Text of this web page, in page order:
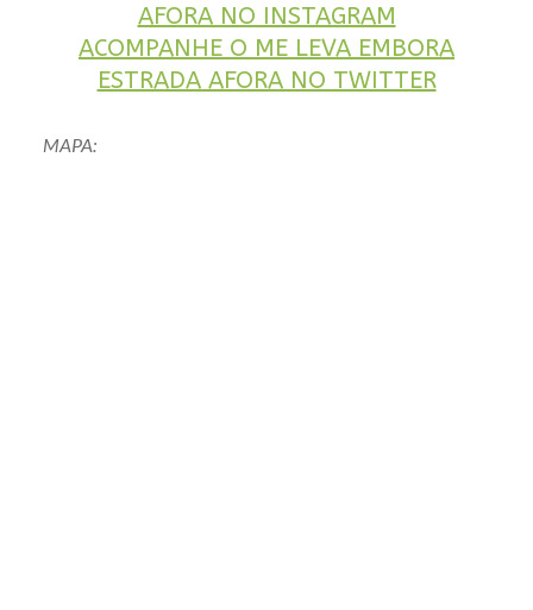
AFORA NO INSTAGRAM
ACOMPANHE O ME LEVA EMBORA
ESTRADA AFORA NO TWITTER
MAPA: